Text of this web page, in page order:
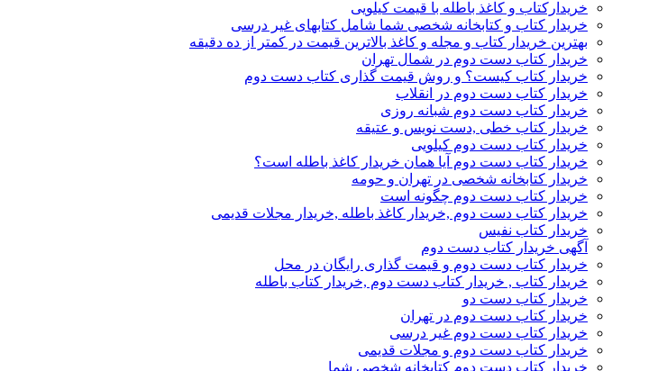
خریدارکتاب و کاغذ باطله با قیمت کیلویی
خریدار کتاب و کتابخانه شخصی شما شامل کتابهای غیر درسی
بهترین خریدار کتاب و مجله و کاغذ بالاترین قیمت در کمتر از ده دقیقه
خریدار کتاب دست دوم در شمال تهران
خریدار کتاب کیست؟ و روش قیمت گذاری کتاب دست دوم
خریدار کتاب دست دوم در انقلاب
خریدار کتاب دست دوم شبانه روزی
خریدار کتاب خطی ,دست نویس و عتیقه
خریدار کتاب دست دوم کیلویی
خریدار کتاب دست دوم آیا همان خریدار کاغذ باطله است؟
خریدار کتابخانه شخصی در تهران و حومه
خریدار کتاب دست دوم چگونه است
خریدار کتاب دست دوم ,خریدار کاغذ باطله ,خریدار مجلات قدیمی
خریدار کتاب نفیس
آگهی خریدار کتاب دست دوم
خریدار کتاب دست دوم و قیمت گذاری رایگان در محل
خریدار کتاب , خریدار کتاب دست دوم ,خریدار کتاب باطله
خریدار کتاب دست دو
خریدار کتاب دست دوم در تهران
خریدار کتاب دست دوم غیر درسی
خریدار کتاب دست دوم و مجلات قدیمی
خریدار کتاب دست دوم کتابخانه شخصی شما